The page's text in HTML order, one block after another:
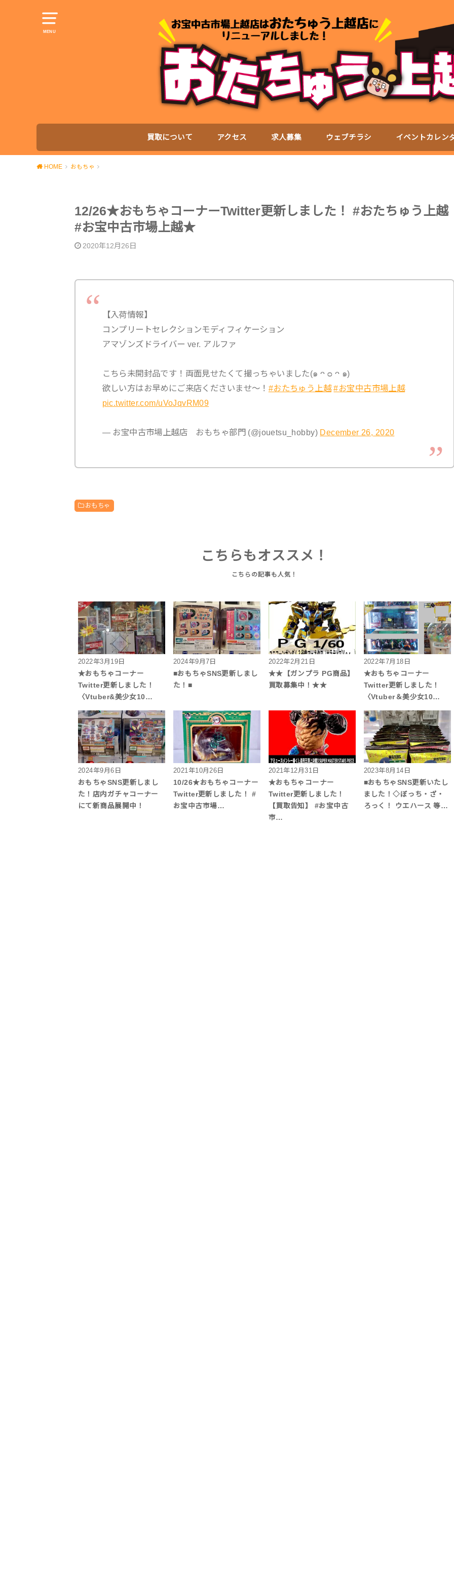
MENU
買取について アクセス 求人募集 ウェブチラシ イベントカレン
HOME おもちゃ
12/26★おもちゃコーナーTwitter更新しました！ #おたちゅう上越
#お宝中古市場上越★
2020年12月26日
【入荷情報】
コンプリートセレクションモディフィケーション
アマゾンズドライバー ver. アルファ
こちら未開封品です！両面見せたくて撮っちゃいました(๑ ᴖ ᴑ ᴖ ๑)
欲しい方はお早めにご来店くださいませ〜！ #おたちゅう上越 #お宝中古市場上越
pic.twitter.com/uVoJqvRM09
— お宝中古市場上越店 おもちゃ部門 (@jouetsu_hobby) December 26, 2020
おもちゃ
こちらもオススメ！
2022年3月19日
★おもちゃコーナー
Twitter更新しました！
〈Vtuber&美少女10…
2024年9月7日
■おもちゃSNS更新しまし
た！■
2022年2月21日
★★【ガンプラ PG商品】
買取募集中！★★
2022年7月18日
★おもちゃコーナー
Twitter更新しました！
〈Vtuber＆美少女10…
2024年9月6日
おもちゃSNS更新しまし
た！店内ガチャコーナー
にて新商品展開中！
2021年10月26日
10/26★おもちゃコーナー
Twitter更新しました！ #
お宝中古市場…
2021年12月31日
★おもちゃコーナー
Twitter更新しました！
【買取告知】 #お宝中古
市…
2023年8月14日
■おもちゃSNS更新いたし
ました！◇ぼっち・ざ・
ろっく！ ウエハース 等…